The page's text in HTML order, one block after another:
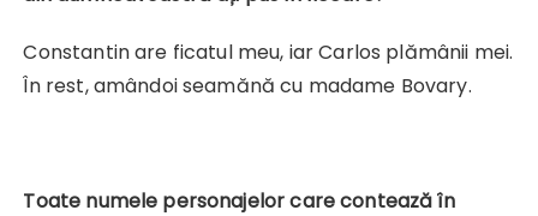
Constantin are ficatul meu, iar Carlos plămânii mei.
În rest, amândoi seamănă cu madame Bovary.
Toate numele personajelor care contează în